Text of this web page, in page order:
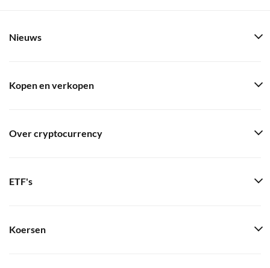
Nieuws
Kopen en verkopen
Over cryptocurrency
ETF's
Koersen